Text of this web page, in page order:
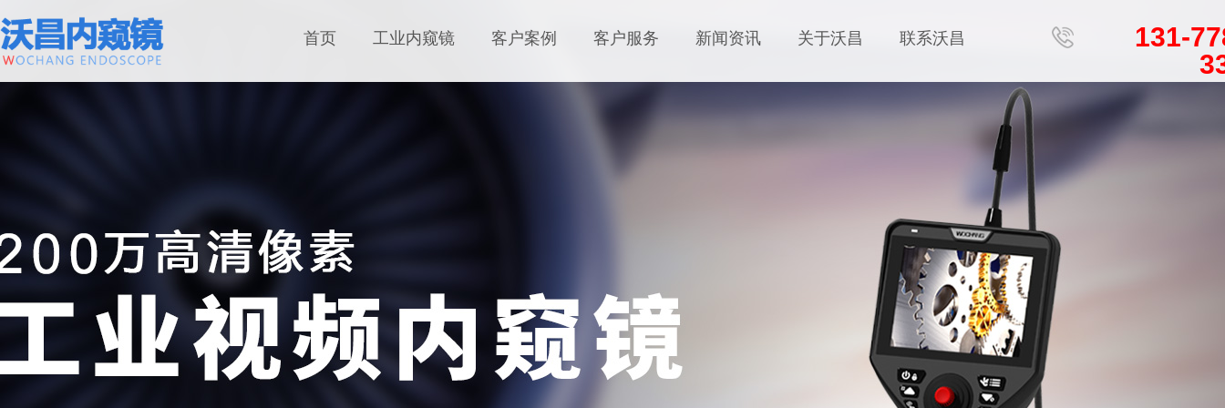
首页 工业内窥镜 客户案例 客户服务 新闻资讯 关于沃昌 联系沃昌
131-